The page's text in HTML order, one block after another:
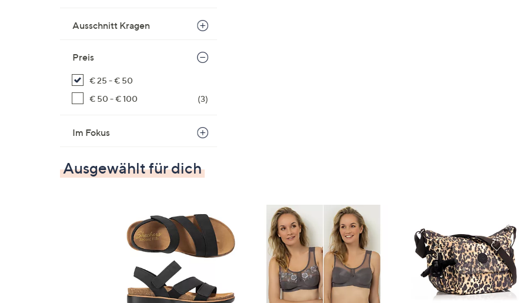
Ausschnitt Kragen
Preis
€ 25 - € 50
€ 50 - € 100
(3)
Im Fokus
Ausgewählt für dich